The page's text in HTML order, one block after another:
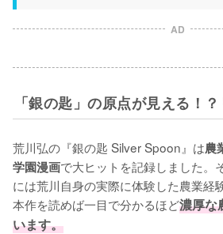
AD
「銀の匙」の原点が見える！
荒川弘の『銀の匙 Silver Spoon』は農
学園漫画で大ヒットを記録しました。
には荒川自身の実際に体験した農業経
本作を読めば一目で分かるほど濃厚な
います。